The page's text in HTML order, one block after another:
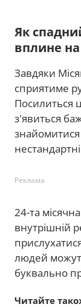
Як
вплине
Завдяки
сприятиме
Посилиться
з'явиться
Реклама
24-та
внутрішній
людей
буквально
Читайте